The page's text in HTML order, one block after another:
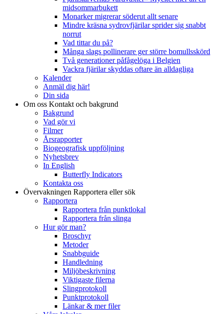
midsommarbukett
Monarker migrerar söderut allt senare
Mindre kräsna sydrovfjärilar sprider sig snabbt
norrut
Vad tittar du på?
Många slags pollinerare ger större bomullsskörd
Två generationer påfågelöga i Belgien
Vackra fjärilar skyddas oftare än alldagliga
Kalender
Anmäl dig här!
Din sida
Om oss Kontakt och bakgrund
Bakgrund
Vad gör vi
Filmer
Årsrapporter
Biogeografisk uppföljning
Nyhetsbrev
In English
Butterfly Indicators
Kontakta oss
Övervakningen Rapportera eller sök
Rapportera
Rapportera från punktlokal
Rapportera från slinga
Hur gör man?
Broschyr
Metoder
Snabbguide
Handledning
Miljöbeskrivning
Viktigaste filerna
Slingprotokoll
Punktprotokoll
Länkar & mer filer